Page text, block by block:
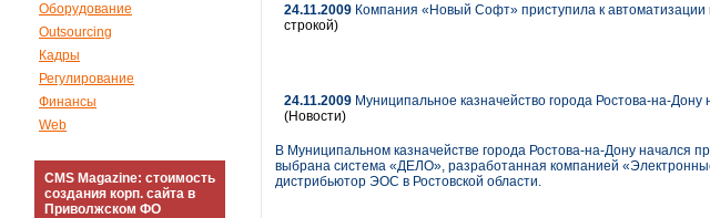
Оборудование
Outsourcing
Кадры
Регулирование
Финансы
Web
CMS Magazine: стоимость
создания корп. сайта в
Приволжском ФО
24.11.2009 Компания «Новый Софт» приступила к автоматизации
строкой)
24.11.2009 Муниципальное казначейство города Ростова-на-
(Новости)
В Муниципальном казначействе города Ростова-на-Дону начался
выбрана система «ДЕЛО», разработанная компанией
дистрибьютор ЭОС в Ростовской области.